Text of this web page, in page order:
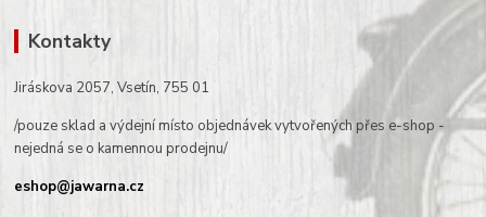
Kontakty
Jiráskova 2057, Vsetín, 755 01
/pouze sklad a výdejní místo objednávek vytvořených přes e-shop -
nejedná se o kamennou prodejnu/
eshop@jawarna.cz